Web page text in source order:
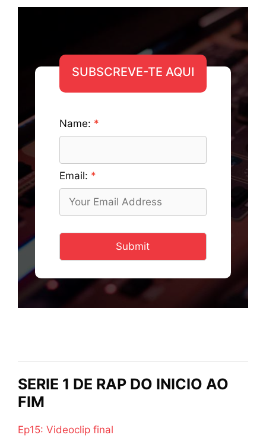
SUBSCREVE-TE AQUI
Name:
Email:
Submit
SERIE 1 DE RAP DO INICIO AO
FIM
Ep15: Videoclip final